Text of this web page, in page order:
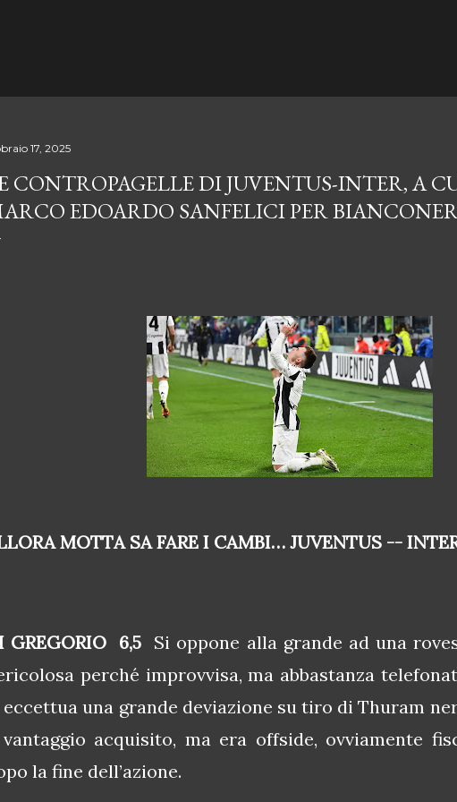
17, 2025
CONTROPAGELLE DI JUVENTUS-INTER, A
EDOARDO SANFELICI PER
MOTTA SA FARE I CAMBI… JUVENTUS --
GREGORIO 6,5 Si oppone alla grande ad una
perché improvvisa, ma abbastanza
eccettua una grande deviazione su tiro di Thuram
acquisito, ma era offside, ovviamente
la fine dell’azione.